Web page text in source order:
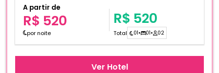
A partir de
R$ 520
por noite
R$ 520
Total 01• 01• 02
Ver Hotel